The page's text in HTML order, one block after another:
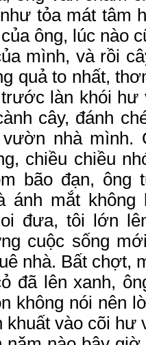
ư tỏa mát tâm h
ủa ông, lúc nào
ủa mình, và rồi
quảto nhất, thơ
ước làn khói hư
cây, đánh
ườn nhà mình.
chiều chiều nh
bão đạn, ông t
ánh mắt không
đưa, tôi lớn
ng cuộc sống mớ
nhà. Bất chợt,
ỏ đã lên xanh,
n không nói nên l
khuất vào cõi hư